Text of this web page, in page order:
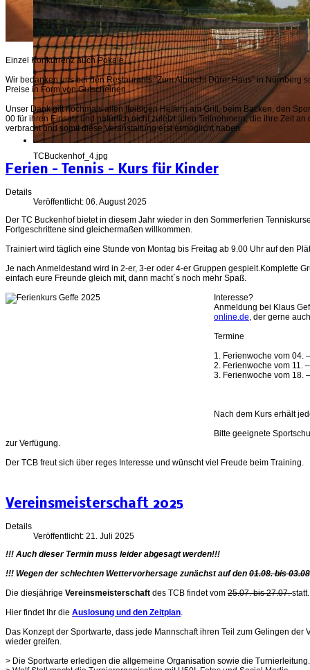
TCBuckenhof_4.jpg
Einzel Konkurrenz auch Pokale.
Wir bedanken uns bei den Restaurants "Zum Albrecht Dürer Haus" in Nürnberg
Preise in Form von Gutscheinen.
Unser Dank gilt nochmals allen fleißigen Helfern am Grill, beim Backen, den
00 für ihren Einsatz und natürlich nicht zuletzt allen Teilnehmern, die ihre Zeit
verbracht und somit diese Veranstaltung erst ermöglicht haben.
Ferien – Tennis - Kurs für Kinder
Details
Veröffentlicht: 06. August 2025
Der TC Buckenhof bietet in diesem Jahr wieder in den Sommerferien
Fortgeschrittene sind gleichermaßen willkommen.
Trainiert wird täglich eine Stunde von Montag bis Freitag ab 9.00 Uhr auf den
Je nach Anmeldestand wird in 2-er, 3-er oder 4-er Gruppen gespielt.Komplette
einfach eure Freunde gleich mit, dann macht´s noch mehr Spaß.
Interesse?
Anmeldung bei Klaus
online.de, der gerne
Termine
1. Ferienwoche vom 04.
2. Ferienwoche vom 11.
3. Ferienwoche vom 18.
Nach dem Kurs erhält
Bitte geeignete
zur Verfügung.
Der TCB freut sich über reges Interesse und wünscht viel Freude beim Training.
Vereinsmeisterschaft 2025
Details
Veröffentlicht: 21. Juli 2025
!!! Auch dieser Termin muss leider abgesagt werden!!!
!!! Wegen der schlechten Wettervorhersage zunächst auf den 01.08. bis
Die diesjährige Vereinsmeisterschaft des TCB findet vom 25.07. bis 27.07.
Hier findet Ihr die Auslosung und den Zeitplan
Das Konzept der Sportwarte, dass jede Mannschaft ihren Teil zum Gelingen der
wieder greifen.
> Die Sportwarte erledigen die allgemeine Organisation sowie die Turnierleitung.